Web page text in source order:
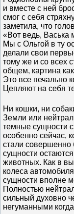
и вместе с ней
смог с себя
заметила, что
«Вот ведь, Васька
Мы с Ольгой в ту
делали свои
тому же и со всех
общем, картина
Это все печально
Цепляют на себя
Ни кошки, ни
Земли или
темные сущности
особенно сейчас,
стали
сущности
животных. Как в
колеса
сущности вполне
Полностью
сильный духовно
негуманными